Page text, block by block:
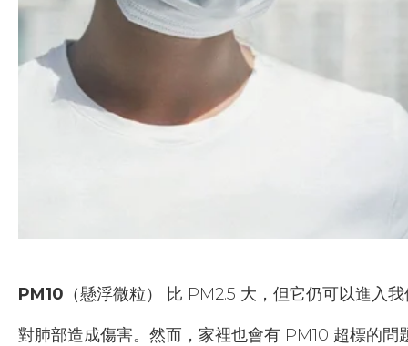
PM10 （懸浮微粒） 比 PM2.5 大，但它仍可以進入
對肺部造成傷害。然而，家裡也會有 PM10 超標的